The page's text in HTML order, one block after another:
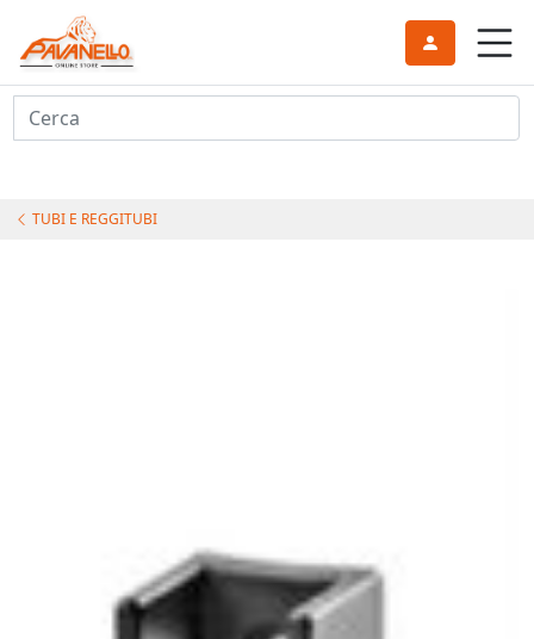
Cerca
TUBI E REGGITUBI